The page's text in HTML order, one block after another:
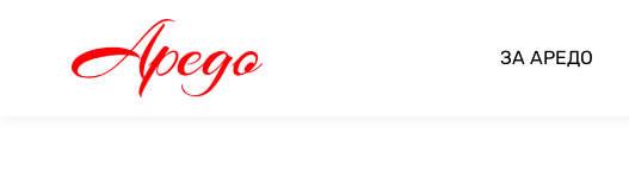
ЗА АРЕДО